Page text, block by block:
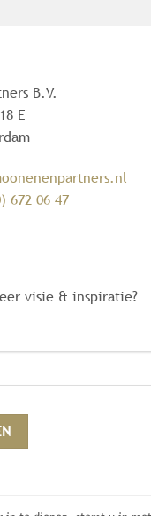
B.V.
E
672 06 47
visie & inspiratie?